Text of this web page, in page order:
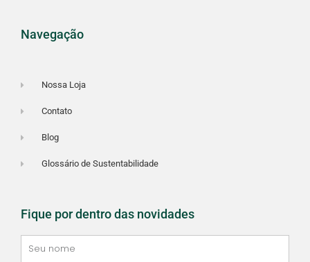
Navegação
Nossa Loja
Contato
Blog
Glossário de Sustentabilidade
Fique por dentro das novidades
Seu